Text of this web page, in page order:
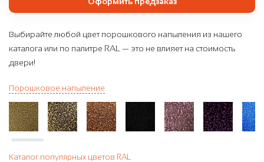
Выбирайте любой цвет порошкового напыления из нашего
каталога или по палитре RAL — это не влияет на стоимость
двери!
Порошковое напыление
Каталог популярных цветов RAL